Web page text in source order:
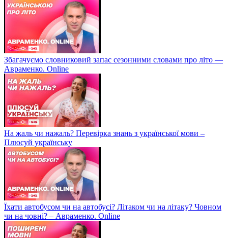
Збагачуємо словниковий запас сезонними словами про літо —
Авраменко. Online
На жаль чи нажаль? Перевірка знань з української мови –
Плюсуй українську
Їхати автобусом чи на автобусі? Літаком чи на літаку? Човном
чи на човні? – Авраменко. Online